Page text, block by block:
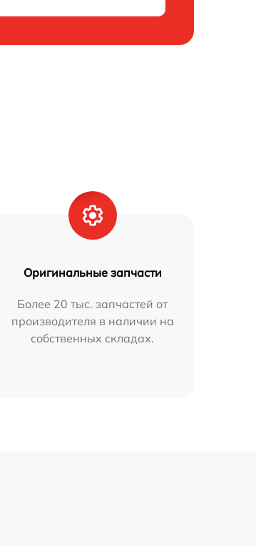
Оригинальные запчасти
Более 20 тыс. запчастей от
производителя в наличии на
собственных складах.